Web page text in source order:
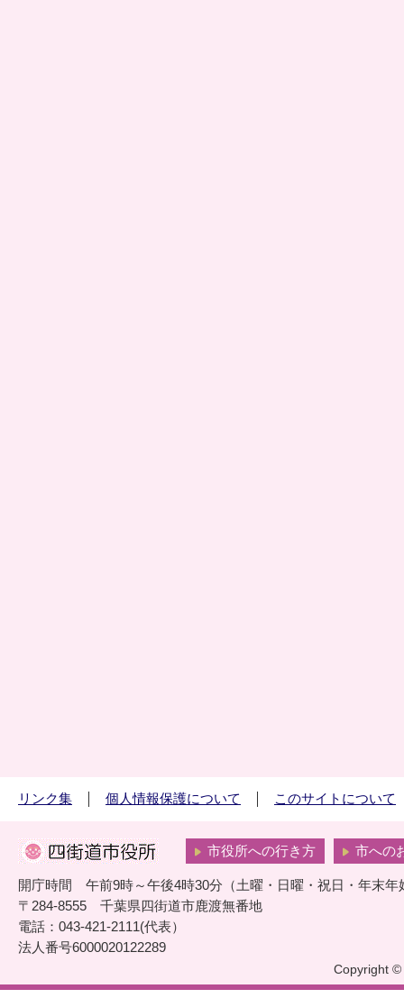
リンク集 個人情報保護について このサイトについて
市役所への行き方 市への
開庁時間 午前9時～午後4時30分（土曜・日曜・祝日・年末年
〒284-8555 千葉県四街道市鹿渡無番地
電話：043-421-2111(代表）
法人番号6000020122289
Copyright ©